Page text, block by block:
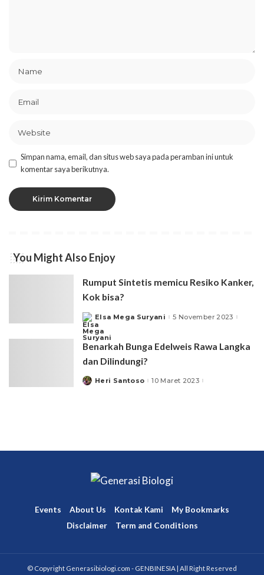
Simpan nama, email, dan situs web saya pada peramban ini untuk
komentar saya berikutnya.
You Might Also Enjoy
Rumput Sintetis memicu Resiko Kanker,
Kok bisa?
Posted
by
Elsa Mega Suryani 5 November 2023
Benarkah Bunga Edelweis Rawa Langka
dan Dilindungi?
PostedHeri Santoso 10 Maret 2023
Events About Us Kontak Kami
My Bookmarks
Disclaimer
Term and Conditions
© Copyright Generasibiologi.com - GENBINESIA | All Right Reserved